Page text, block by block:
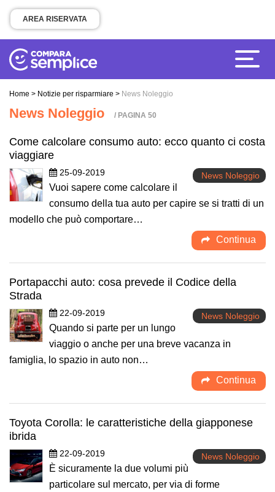
AREA RISERVATA
Home > Notizie per risparmiare > News Noleggio
News Noleggio / PAGINA 50
Come calcolare consumo auto: ecco quanto ci costa
viaggiare
25-09-2019 News Noleggio
Vuoi sapere come calcolare il
consumo della tua auto per capire se si tratti di un
modello che può comportare…
Continua
Portapacchi auto: cosa prevede il Codice della
Strada
22-09-2019 News Noleggio
Quando si parte per un lungo
viaggio o anche per una breve vacanza in
famiglia, lo spazio in auto non…
Continua
Toyota Corolla: le caratteristiche della giapponese
ibrida
22-09-2019 News Noleggio
È sicuramente la due volumi più
particolare sul mercato, per via di forme